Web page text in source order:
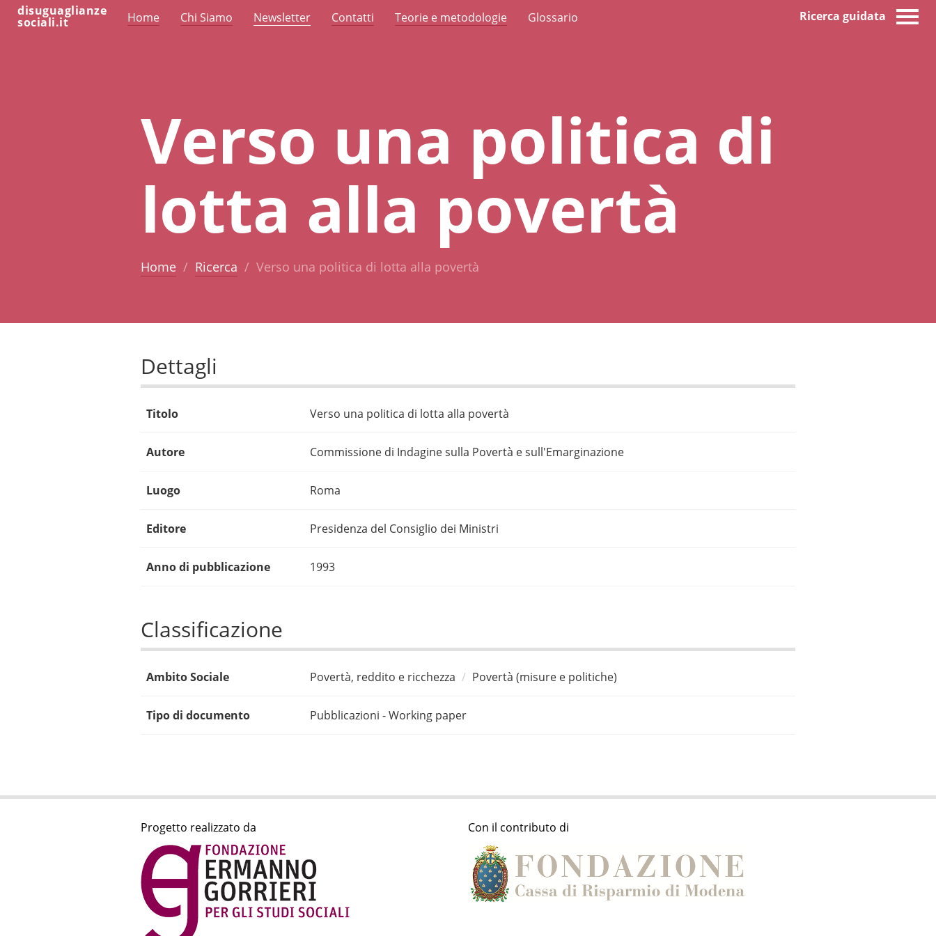
disuguaglianze
sociali.it Home Chi Siamo Newsletter Contatti Teorie e metodologie Glossario Ricerca guidata
Verso una politica di
lotta alla povertà
Home Ricerca Verso una politica di lotta alla povertà
Dettagli
Titolo Verso una politica di lotta alla povertà
Autore Commissione di Indagine sulla Povertà e sull'Emarginazione
Luogo Roma
Editore Presidenza del Consiglio dei Ministri
Anno di pubblicazione 1993
Classificazione
Ambito Sociale Povertà, reddito e ricchezza Povertà (misure e politiche)
Tipo di documento Pubblicazioni - Working paper
Progetto realizzato da Con il contributo di